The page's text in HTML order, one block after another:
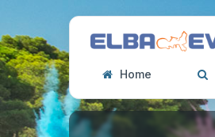
Home